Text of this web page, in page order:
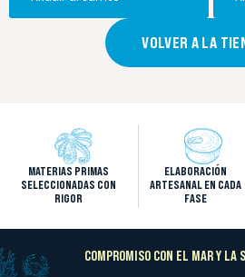
VOLVER A LA
MATERIAS PRIMAS
SELECCIONADAS CON
RIGOR
ELABORACIÓN
ARTESANAL EN CADA
FASE
COMPROMISO CON EL MAR Y LA